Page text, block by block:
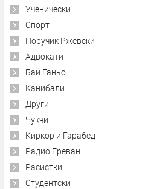
Ученически
Спорт
Поручик Ржевски
Адвокати
Бай Ганьо
Канибали
Други
Чукчи
Киркор и Гарабед
Радио Ереван
Расистки
Студентски